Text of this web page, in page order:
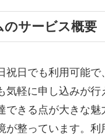
のサービス概要
祝日でも利用可能
気軽に申し込みが
できる点が大きな
が整っています。